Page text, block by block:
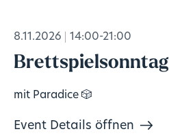
8.11.2026 14:00-21:00
Brettspielsonntag
mit Paradice 🎲
Event Details öffnen